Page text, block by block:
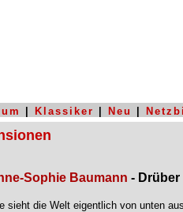
Klassiker Neu
Sophie Baumann - Drüber
sieht die Welt eigentlich von unten